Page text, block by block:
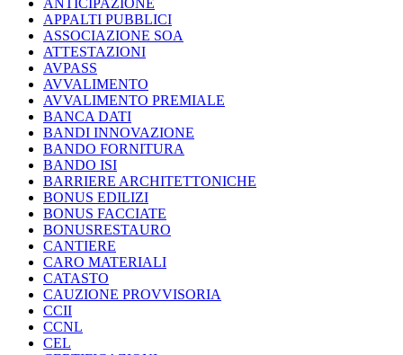
ANTICIPAZIONE
APPALTI PUBBLICI
ASSOCIAZIONE SOA
ATTESTAZIONI
AVPASS
AVVALIMENTO
AVVALIMENTO PREMIALE
BANCA DATI
BANDI INNOVAZIONE
BANDO FORNITURA
BANDO ISI
BARRIERE ARCHITETTONICHE
BONUS EDILIZI
BONUS FACCIATE
BONUSRESTAURO
CANTIERE
CARO MATERIALI
CATASTO
CAUZIONE PROVVISORIA
CCII
CCNL
CEL